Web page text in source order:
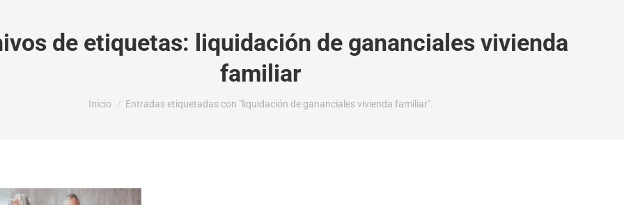
de etiquetas: liquidación de gananciales vivienda
familiar
Estás aquí:
Inicio Entradas etiquetadas con "liquidación de gananciales vivienda familiar".